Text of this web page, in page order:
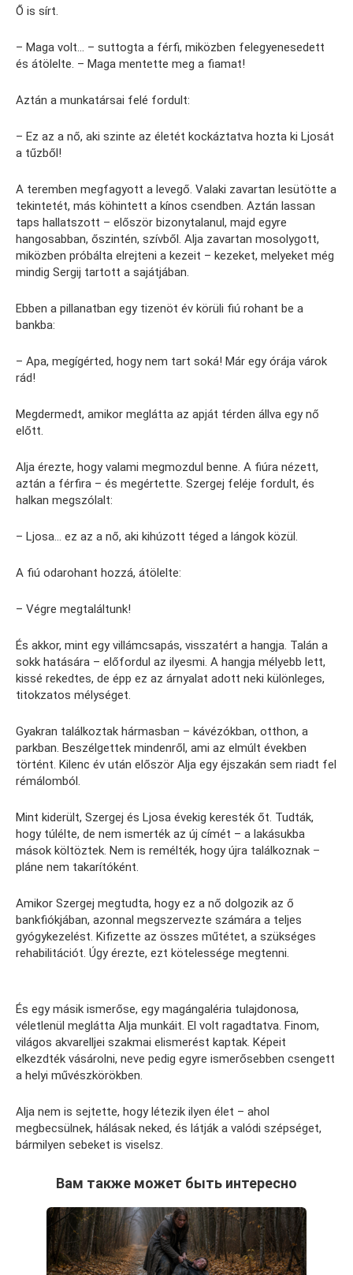
Ő is sírt.
– Maga volt… – suttogta a férfi, miközben felegyenesedett
és átölelte. – Maga mentette meg a fiamat!
Aztán a munkatársai felé fordult:
– Ez az a nő, aki szinte az életét kockáztatva hozta ki Ljosát
a tűzből!
A teremben megfagyott a levegő. Valaki zavartan lesütötte a
tekintetét, más köhintett a kínos csendben. Aztán lassan
taps hallatszott – először bizonytalanul, majd egyre
hangosabban, őszintén, szívből. Alja zavartan mosolygott,
miközben próbálta elrejteni a kezeit – kezeket, melyeket még
mindig Sergij tartott a sajátjában.
Ebben a pillanatban egy tizenöt év körüli fiú rohant be a
bankba:
– Apa, megígérted, hogy nem tart soká! Már egy órája várok
rád!
Megdermedt, amikor meglátta az apját térden állva egy nő
előtt.
Alja érezte, hogy valami megmozdul benne. A fiúra nézett,
aztán a férfira – és megértette. Szergej feléje fordult, és
halkan megszólalt:
– Ljosa… ez az a nő, aki kihúzott téged a lángok közül.
A fiú odarohant hozzá, átölelte:
– Végre megtaláltunk!
És akkor, mint egy villámcsapás, visszatért a hangja. Talán a
sokk hatására – előfordul az ilyesmi. A hangja mélyebb lett,
kissé rekedtes, de épp ez az árnyalat adott neki különleges,
titokzatos mélységet.
Gyakran találkoztak hármasban – kávézókban, otthon, a
parkban. Beszélgettek mindenről, ami az elmúlt években
történt. Kilenc év után először Alja egy éjszakán sem riadt fel
rémálomból.
Mint kiderült, Szergej és Ljosa évekig keresték őt. Tudták,
hogy túlélte, de nem ismerték az új címét – a lakásukba
mások költöztek. Nem is remélték, hogy újra találkoznak –
pláne nem takarítóként.
Amikor Szergej megtudta, hogy ez a nő dolgozik az ő
bankfiókjában, azonnal megszervezte számára a teljes
gyógykezelést. Kifizette az összes műtétet, a szükséges
rehabilitációt. Úgy érezte, ezt kötelessége megtenni.
És egy másik ismerőse, egy magángaléria tulajdonosa,
véletlenül meglátta Alja munkáit. El volt ragadtatva. Finom,
világos akvarelljei szakmai elismerést kaptak. Képeit
elkezdték vásárolni, neve pedig egyre ismerősebben csengett
a helyi művészkörökben.
Alja nem is sejtette, hogy létezik ilyen élet – ahol
megbecsülnek, hálásak neked, és látják a valódi szépséget,
bármilyen sebeket is viselsz.
Вам также может быть интересно